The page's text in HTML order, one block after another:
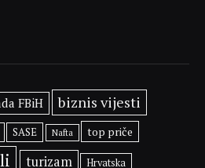
FBiH biznis vijesti
SASE Nafta top priče
turizam Hrvatska